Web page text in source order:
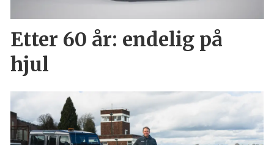
Etter 60 år: endelig på
hjul